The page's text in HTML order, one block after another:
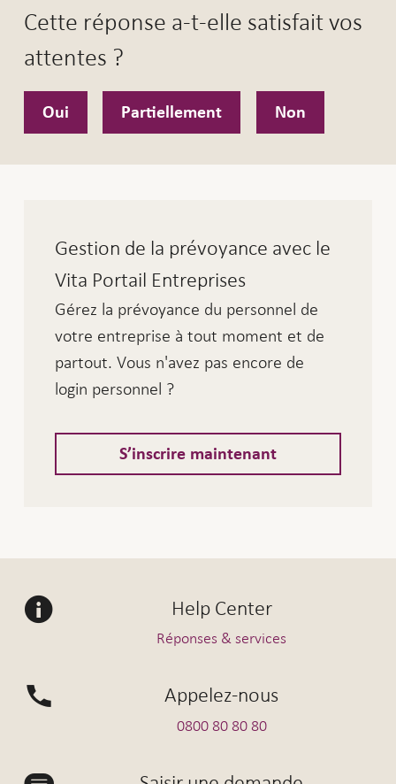
Cette réponse a-t-elle satisfait vos
attentes ?
Oui Partiellement Non
Gestion de la prévoyance avec le
Vita Portail Entreprises
Gérez la prévoyance du personnel de
votre entreprise à tout moment et de
partout. Vous n'avez pas encore de
login personnel ?
S’inscrire maintenant
Help Center
Réponses & services
Appelez-nous
0800 80 80 80